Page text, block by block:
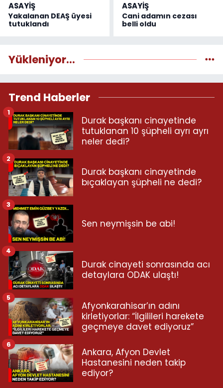
ASAYİŞ
Yakalanan DEAŞ üyesi
tutuklandı
ASAYİŞ
Cani adamın cezası
belli oldu
Yükleniyor...
Trend Haberler
Durak başkanı cinayetinde
tutuklanan 10 şüpheli ayrı ayrı
neler dedi?
1
Durak başkanı cinayetinde
bıçaklayan şüpheli ne dedi?
2
Sen neymişsin be abi!
3
Durak cinayeti sonrasında acı
detaylara ODAK ulaştı!
4
Afyonkarahisar’ın adını
kirletiyorlar: “İlgilileri harekete
geçmeye davet ediyoruz”
5
Ankara, Afyon Devlet
Hastanesini neden takip
ediyor?
6